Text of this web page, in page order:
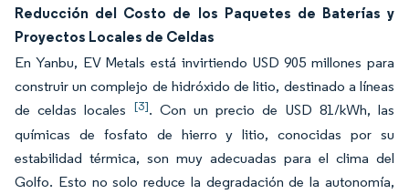
Reducción del Costo de los Paquetes de Baterías y
Proyectos Locales de Celdas
En Yanbu, EV Metals está invirtiendo USD 905 millones para
construir un complejo de hidróxido de litio, destinado a líneas
de celdas locales [3]. Con un precio de USD 81/kWh, las
químicas de fosfato de hierro y litio, conocidas por su
estabilidad térmica, son muy adecuadas para el clima del
Golfo. Esto no solo reduce la degradación de la autonomía,